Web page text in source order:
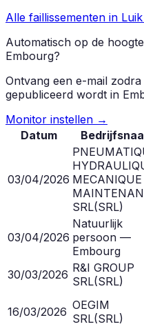
Alle faillissementen in Luik
Automatisch op de
Embourg?
Ontvang een e-mail
gepubliceerd wordt in
Monitor instellen →
Datum
03/04/2026 MECANIQUE
SRL(SRL)
03/04/2026
Natuurlijk
persoon —
Embourg
30/03/2026 R&I GROUP
SRL(SRL)
16/03/2026 OEGIM
SRL(SRL)